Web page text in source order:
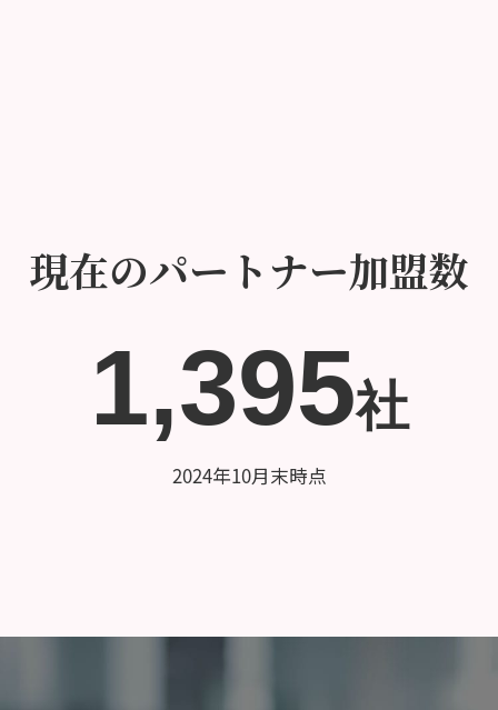
現在のパートナー加盟数
1,395社
2024年10月末時点